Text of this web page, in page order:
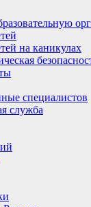
на каникулах
специалистов
служба